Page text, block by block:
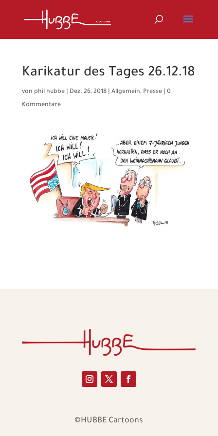
Karikatur des Tages 26.12.18
von phil hubbe| Dez. 26, 2018| Allgemein, Presse| 0
Kommentare
©HUBBE Cartoons